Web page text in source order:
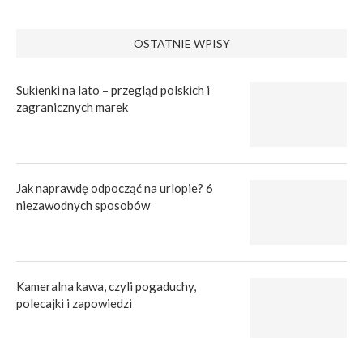
OSTATNIE WPISY
Sukienki na lato – przegląd polskich i
zagranicznych marek
Jak naprawdę odpocząć na urlopie? 6
niezawodnych sposobów
Kameralna kawa, czyli pogaduchy,
polecajki i zapowiedzi